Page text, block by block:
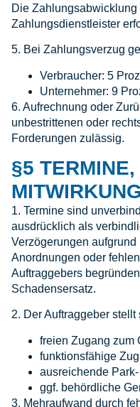
Die
Zahlungsdienstleister
5. Bei Zahlungsverzug
Verbraucher: 5
Unternehmer: 9
6. Aufrechnung oder
unbestrittenen oder
Forderungen zulässig.
§5
1. Termine sind
ausdrücklich als
Verzögerungen
Anordnungen oder
Auftraggebers
Schadensersatz.
2. Der Auftraggeber stellt
freien Zugang zum
funktionsfähige
ausreichende
ggf. behördliche
3. Mehraufwand durch